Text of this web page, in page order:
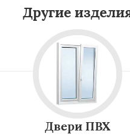
Другие
Двери ПВХ